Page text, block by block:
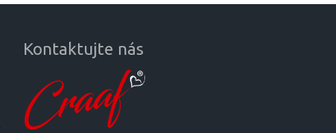
Kontaktujte nás